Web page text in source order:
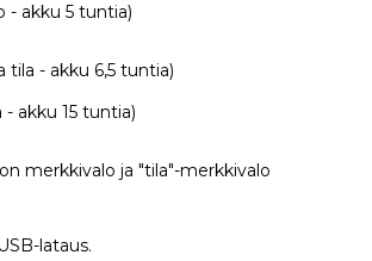
- akku 5 tuntia)
tila - akku 6,5 tuntia)
akku 15 tuntia)
merkkivalo ja "tila"-merkkivalo
lataus.